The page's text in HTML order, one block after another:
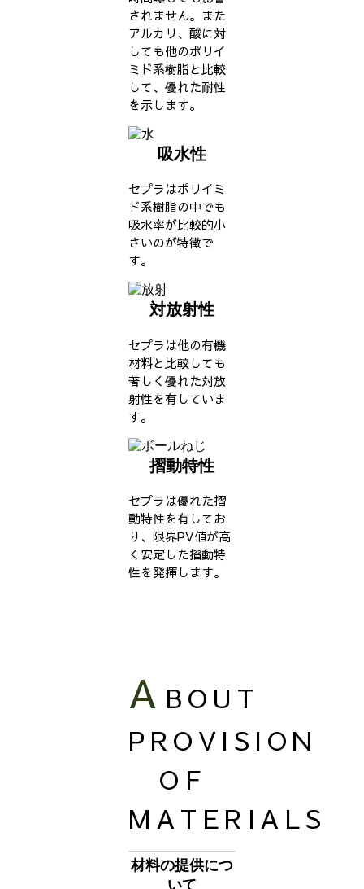
されません。また
アルカリ、酸に対
しても他のポリイ
ミド系樹脂と比較
して、優れた耐性
を示します。
吸水性
セプラはポリイミ
ド系樹脂の中でも
吸水率が比較的小
さいのが特徴で
す。
対放射性
セプラは他の有機
材料と比較しても
著しく優れた対放
射性を有していま
す。
摺動特性
セプラは優れた摺
動特性を有してお
り、限界PV値が高
く安定した摺動特
性を発揮します。
A BOUT
PROVISION
OF
MATERIALS
材料の提供につ
いて